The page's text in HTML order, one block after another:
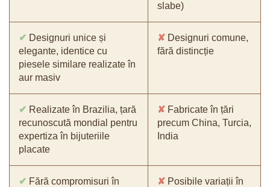
slabe)
✔ Designuri unice și
elegante, identice cu
piesele similare realizate în
aur masiv
✘ Designuri comune,
fără distincție
✔ Realizate în Brazilia, țară
recunoscută mondial pentru
expertiza în bijuteriile
placate
✘ Fabricate în țări
precum China, Turcia,
India
✔ Fără compromisuri în
✘ Posibile variații în